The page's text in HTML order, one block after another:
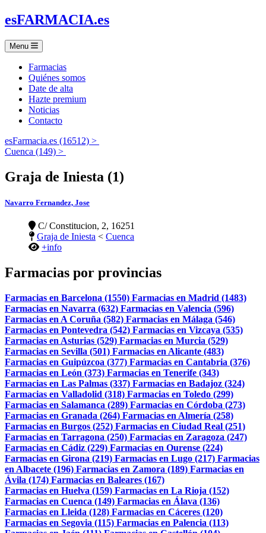
esFARMACIA.es
Menu
Farmacias
Quiénes somos
Date de alta
Hazte premium
Noticias
Contacto
esFarmacia.es (16512) >
Cuenca (149) >
Graja de Iniesta (1)
Navarro Fernandez, Jose
C/ Constitucion, 2, 16251
Graja de Iniesta < Cuenca
+info
Farmacias por provincias
Farmacias en Barcelona (1550) Farmacias en Madrid (1483)
Farmacias en Navarra (632) Farmacias en Valencia (596)
Farmacias en A Coruña (582) Farmacias en Málaga (546)
Farmacias en Pontevedra (542) Farmacias en Vizcaya (535)
Farmacias en Asturias (529) Farmacias en Murcia (529)
Farmacias en Sevilla (501) Farmacias en Alicante (483)
Farmacias en Guipúzcoa (377) Farmacias en Cantabria (376)
Farmacias en León (373) Farmacias en Tenerife (343)
Farmacias en Las Palmas (337) Farmacias en Badajoz (324)
Farmacias en Valladolid (318) Farmacias en Toledo (299)
Farmacias en Salamanca (289) Farmacias en Córdoba (273)
Farmacias en Granada (264) Farmacias en Almería (258)
Farmacias en Burgos (252) Farmacias en Ciudad Real (251)
Farmacias en Tarragona (250) Farmacias en Zaragoza (247)
Farmacias en Cádiz (229) Farmacias en Ourense (224)
Farmacias en Girona (219) Farmacias en Lugo (217) Farmacias
en Albacete (196) Farmacias en Zamora (189) Farmacias en
Ávila (174) Farmacias en Baleares (167)
Farmacias en Huelva (159) Farmacias en La Rioja (152)
Farmacias en Cuenca (149) Farmacias en Álava (136)
Farmacias en Lleida (128) Farmacias en Cáceres (120)
Farmacias en Segovia (115) Farmacias en Palencia (113)